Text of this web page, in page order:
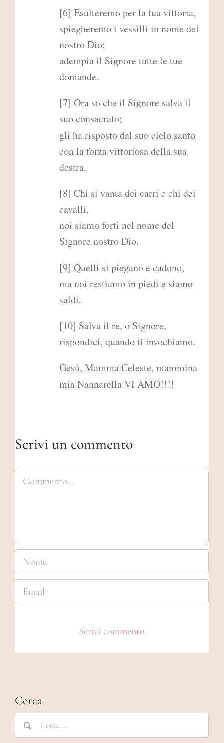
[6] Esulteremo per la tua vittoria,
spiegheremo i vessilli in nome del
nostro Dio;
adempia il Signore tutte le tue
domande.
[7] Ora so che il Signore salva il
suo consacrato;
gli ha risposto dal suo cielo santo
con la forza vittoriosa della sua
destra.
[8] Chi si vanta dei carri e chi dei
cavalli,
noi siamo forti nel nome del
Signore nostro Dio.
[9] Quelli si piegano e cadono,
ma noi restiamo in piedi e siamo
saldi.
[10] Salva il re, o Signore,
rispondici, quando ti invochiamo.
Gesù, Mamma Celeste, mammina
mia Nannarella VI AMO!!!!
Scrivi un commento
Commento
Cerca
Cerca
per: